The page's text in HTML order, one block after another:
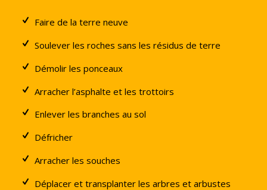
Faire de la terre neuve
Soulever les roches sans les résidus de terre
Démolir les ponceaux
Arracher l’asphalte et les trottoirs
Enlever les branches au sol
Défricher
Arracher les souches
Déplacer et transplanter les arbres et arbustes